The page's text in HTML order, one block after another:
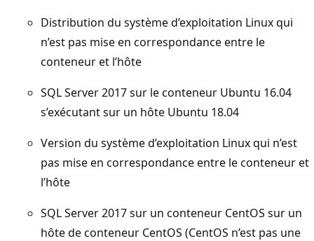
Distribution du système d’exploitation Linux qui
n’est pas mise en correspondance entre le
conteneur et l’hôte
SQL Server 2017 sur le conteneur Ubuntu 16.04
s’exécutant sur un hôte Ubuntu 18.04
Version du système d’exploitation Linux qui n’est
pas mise en correspondance entre le conteneur et
l’hôte
SQL Server 2017 sur un conteneur CentOS sur un
hôte de conteneur CentOS (CentOS n’est pas une